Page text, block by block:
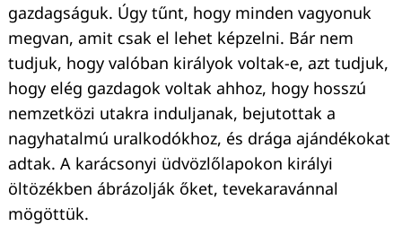
gazdagságuk. Úgy tűnt, hogy minden vagyonuk
megvan, amit csak el lehet képzelni. Bár nem
tudjuk, hogy valóban királyok voltak-e, azt tudjuk,
hogy elég gazdagok voltak ahhoz, hogy hosszú
nemzetközi utakra induljanak, bejutottak a
nagyhatalmú uralkodókhoz, és drága ajándékokat
adtak. A karácsonyi üdvözlőlapokon királyi
öltözékben ábrázolják őket, tevekaravánnal
mögöttük.